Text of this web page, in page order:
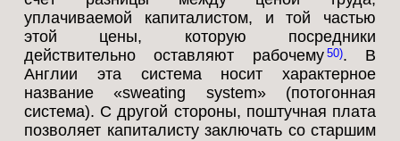
уплачиваемой капиталистом, и той частью
этой цены, которую посредники
действительно оставляют рабочему 50 . В
Англии эта система носит характерное
название «sweating system» (потогонная
система). С другой стороны, поштучная плата
позволяет капиталисту заключать со старшим